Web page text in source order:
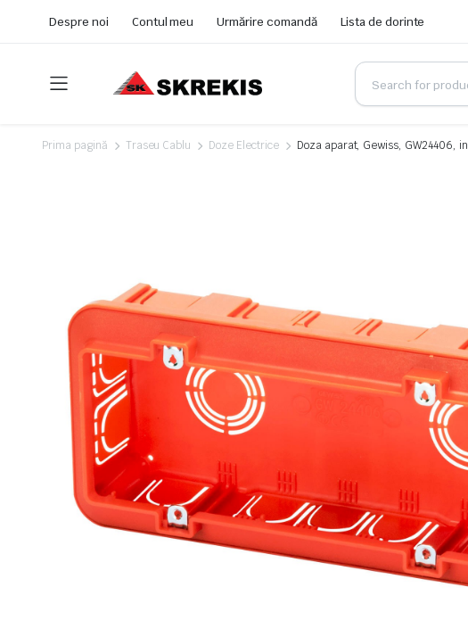
Despre noi Contul meu Urmărire comandă Lista de dorinte
Prima pagină Traseu Cablu Doze Electrice Doza aparat, Gewiss, GW24406,